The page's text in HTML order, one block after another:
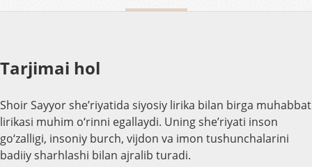
Tarjimai hol
Shoir Sayyor she’riyatida siyosiy lirika bilan birga muhabbat
lirikasi muhim o‘rinni egallaydi. Uning she’riyati inson
go‘zalligi, insoniy burch, vijdon va imon tushunchalarini
badiiy sharhlashi bilan ajralib turadi.